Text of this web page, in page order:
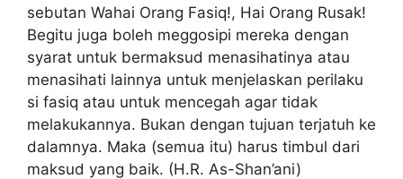
sebutan Wahai Orang Fasiq!, Hai Orang Rusak!
Begitu juga boleh meggosipi mereka dengan
syarat untuk bermaksud menasihatinya atau
menasihati lainnya untuk menjelaskan perilaku
si fasiq atau untuk mencegah agar tidak
melakukannya. Bukan dengan tujuan terjatuh ke
dalamnya. Maka (semua itu) harus timbul dari
maksud yang baik. (H.R. As-Shan’ani)